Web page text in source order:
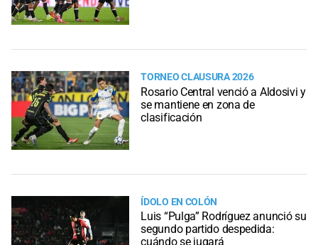
TORNEO CLAUSURA 2026
Rosario Central venció a Aldosivi y
se mantiene en zona de
clasificación
ÍDOLO EN COLÓN
Luis “Pulga” Rodríguez anunció su
segundo partido despedida:
cuándo se jugará